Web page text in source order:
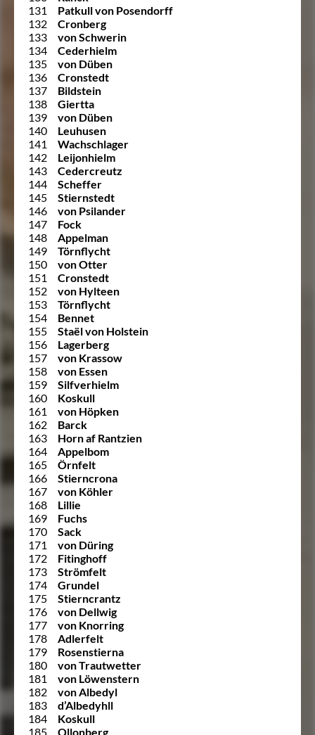
131
Patkull von Posendorff
132
Cronberg
133
von Schwerin
134
Cederhielm
135
von Düben
136
Cronstedt
137
Bildstein
138
Giertta
139
von Düben
140
Leuhusen
141
Wachschlager
142
Leijonhielm
143
Cedercreutz
144
Scheffer
145
Stiernstedt
146
von Psilander
147
Fock
148
Appelman
149
Törnflycht
150
von Otter
151
Cronstedt
152
von Hylteen
153
Törnflycht
154
Bennet
155
Staël von Holstein
156
Lagerberg
157
von Krassow
158
von Essen
159
Silfverhielm
160
Koskull
161
von Höpken
162
Barck
163
Horn af Rantzien
164
Appelbom
165
Örnfelt
166
Stierncrona
167
von Köhler
168
Lillie
169
Fuchs
170
Sack
171
von Düring
172
Fitinghoff
173
Strömfelt
174
Grundel
175
Stierncrantz
176
von Dellwig
177
von Knorring
178
Adlerfelt
179
Rosenstierna
180
von Trautwetter
181
von Löwenstern
182
von Albedyl
183
d’Albedyhll
184
Koskull
185
Ollonberg